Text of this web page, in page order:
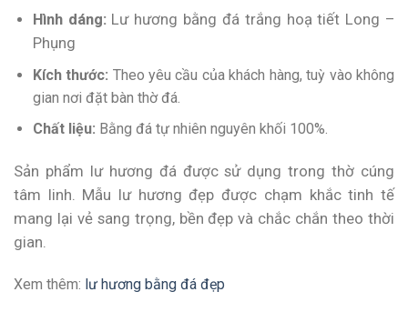
Hình dáng:Lư hương bằng đá trắng hoạ tiết Long –
Phụng
Kích thước: Theo yêu cầu của khách hàng, tuỳ vào không
gian nơi đặt bàn thờ đá.
Chất liệu: Bằng đá tự nhiên nguyên khối 100%.
Sản phẩm lư hương đá được sử dụng trong thờ cúng
tâm linh. Mẫu lư hương đẹp được chạm khắc tinh tế
mang lại vẻ sang trọng, bền đẹp và chắc chắn theo thời
gian.
Xem thêm: lư hương bằng đá đẹp